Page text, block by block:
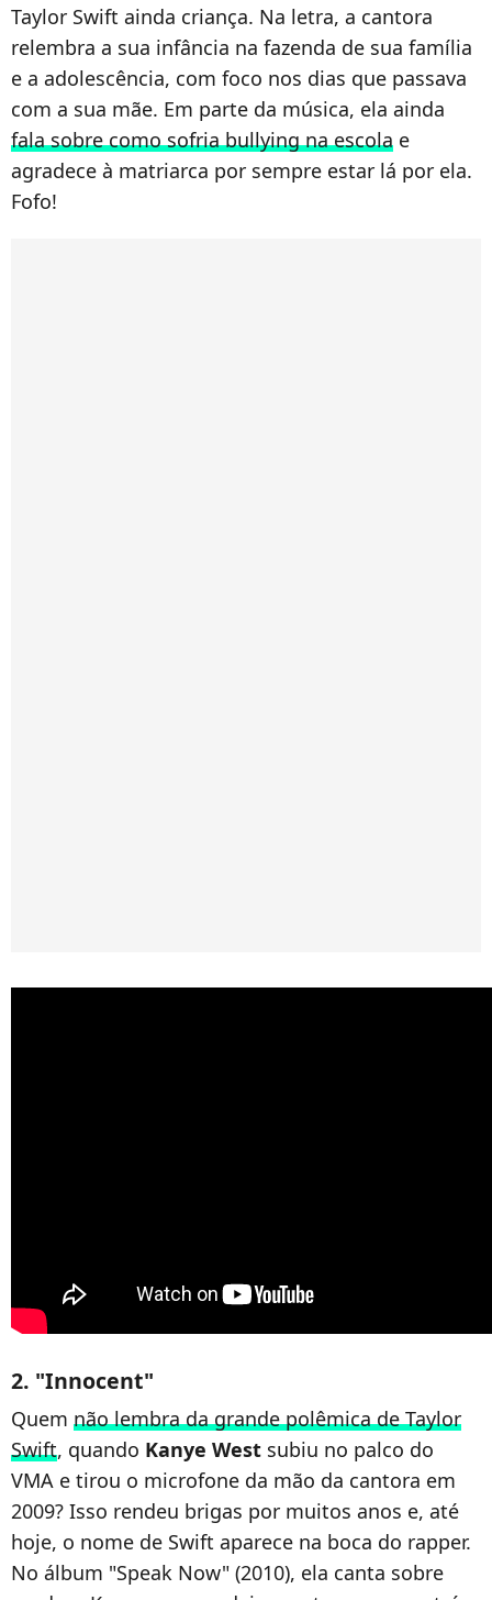
Taylor Swift ainda criança. Na letra, a cantora
relembra a sua infância na fazenda de sua família
e a adolescência, com foco nos dias que passava
com a sua mãe. Em parte da música, ela ainda
fala sobre como sofria bullying na escola e
agradece à matriarca por sempre estar lá por ela.
Fofo!
2. "Innocent"
Quem não lembra da grande polêmica de Taylor
Swift, quando Kanye West subiu no palco do
VMA e tirou o microfone da mão da cantora em
2009? Isso rendeu brigas por muitos anos e, até
hoje, o nome de Swift aparece na boca do rapper.
No álbum "Speak Now" (2010), ela canta sobre